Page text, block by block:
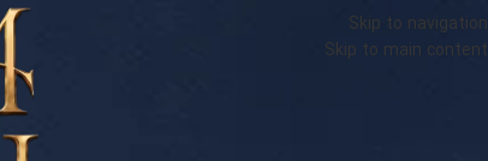
Skip to navigation
Skip to main content